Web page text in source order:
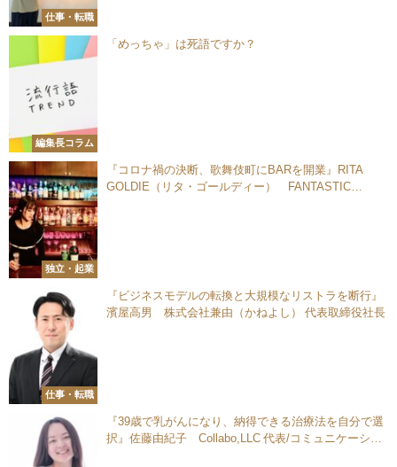
仕事・転職
編集長コラム
「めっちゃ」は死語ですか？
独立・起業
『コロナ禍の決断、歌舞伎町にBARを開業』RITA
GOLDIE（リタ・ゴールディー） FANTASTIC
仕事・転職
『ビジネスモデルの転換と大規模なリストラを断行』
濱屋高男 株式会社兼由（かねよし） 代表取締役社長
『39歳で乳がんになり、納得できる治療法を自分で選
択』佐藤由紀子 Collabo,LLC 代表/コミュニケーショ